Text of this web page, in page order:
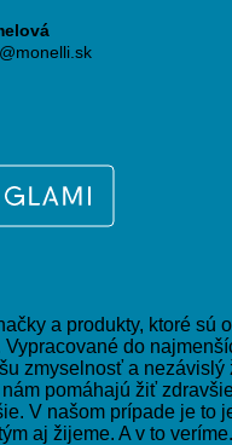
a produkty, ktoré sú
Vypracované do
zmyselnosť a nezávislý
nám pomáhajú žiť
V našom prípade je to
aj žijeme. A v to veríme.